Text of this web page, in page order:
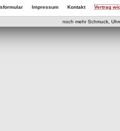
Impressum Kontakt Vertrag
noch mehr Schmuck,
eCommerce